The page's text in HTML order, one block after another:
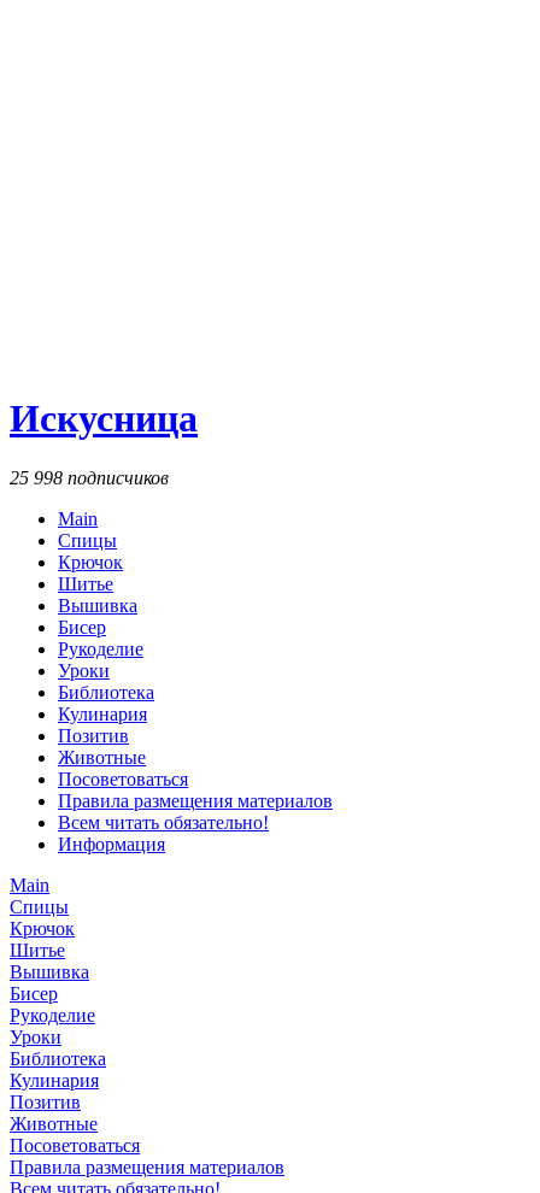
Искусница
25 998 подписчиков
Main
Спицы
Крючок
Шитье
Вышивка
Бисер
Рукоделие
Уроки
Библиотека
Кулинария
Позитив
Животные
Посоветоваться
Правила размещения материалов
Всем читать обязательно!
Информация
Main
Спицы
Крючок
Шитье
Вышивка
Бисер
Рукоделие
Уроки
Библиотека
Кулинария
Позитив
Животные
Посоветоваться
Правила размещения материалов
Всем читать обязательно!